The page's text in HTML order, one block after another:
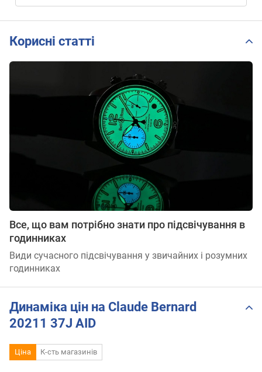
Корисні статті
Все, що вам потрібно знати про підсвічування в
годинниках
Види сучасного підсвічування у звичайних і розумних
годинниках
Динаміка цін на Claude Bernard
20211 37J AID
Ціна К-сть магазинів